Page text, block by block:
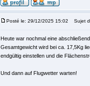
Posté le: 29/12/2025 15:02 Sujet
Heute war nochmal eine
Gesamtgewicht wird bei ca. 17,5Kg
endgültig einstellen und die
Und dann auf Flugwetter warten!